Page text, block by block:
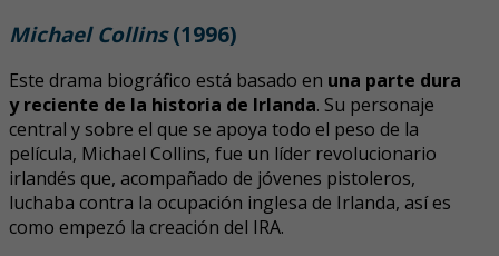
Michael Collins(1996)
Este drama biográfico está basado en una parte dura
y reciente de la historia de Irlanda. Su personaje
central y sobre el que se apoya todo el peso de la
película, Michael Collins, fue un líder revolucionario
irlandés que, acompañado de jóvenes pistoleros,
luchaba contra la ocupación inglesa de Irlanda, así es
como empezó la creación del IRA.